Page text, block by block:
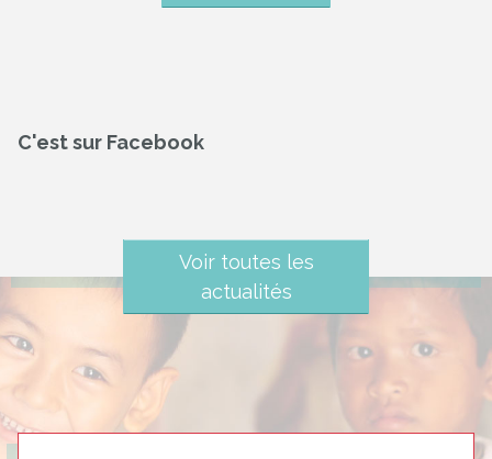
C'est sur Facebook
Voir toutes les
actualités